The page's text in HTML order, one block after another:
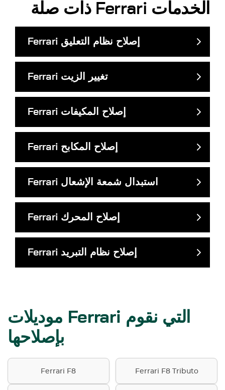
ذات صلة Ferrari الخدمات
Ferrari إصلاح نظام التعليق
Ferrari تغيير الزيت
Ferrari إصلاح المكيفات
Ferrari إصلاح المكابح
Ferrari استبدال شمعة الإشعال
Ferrari إصلاح المحرك
Ferrari إصلاح نظام التبريد
موديلات Ferrari التي نقوم
بإصلاحها
Ferrari F8 Ferrari F8 Tributo